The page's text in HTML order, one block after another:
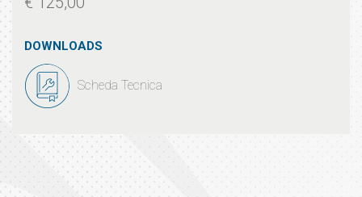
DOWNLOADS
Scheda Tecnica